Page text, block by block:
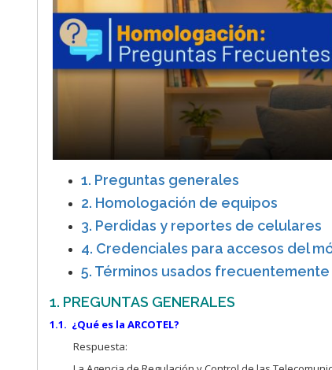
1. Preguntas generales
2. Homologación de equipos
3. Perdidas y reportes de celulares
4. Credenciales para accesos del
5. Términos usados frecuentemente
1. PREGUNTAS GENERALES
1.1. ¿Qué es la ARCOTEL?
Respuesta: